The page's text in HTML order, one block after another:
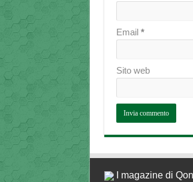
Email *
Sito web
I magazine di